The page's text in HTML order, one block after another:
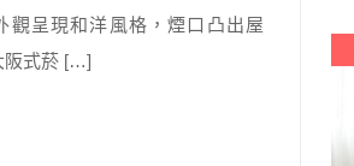
呈現和洋風格，煙口凸出屋
阪式菸 […]